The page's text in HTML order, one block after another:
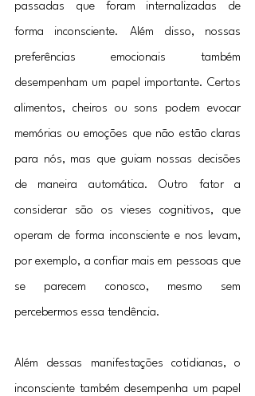
passadas que foram internalizadas de
forma inconsciente. Além disso, nossas
preferências emocionais também
desempenham um papel importante. Certos
alimentos, cheiros ou sons podem evocar
memórias ou emoções que não estão claras
para nós, mas que guiam nossas decisões
de maneira automática. Outro fator a
considerar são os vieses cognitivos, que
operam de forma inconsciente e nos levam,
por exemplo, a confiar mais em pessoas que
se parecem conosco, mesmo sem
percebermos essa tendência.
Além dessas manifestações cotidianas, o
inconsciente também desempenha um papel